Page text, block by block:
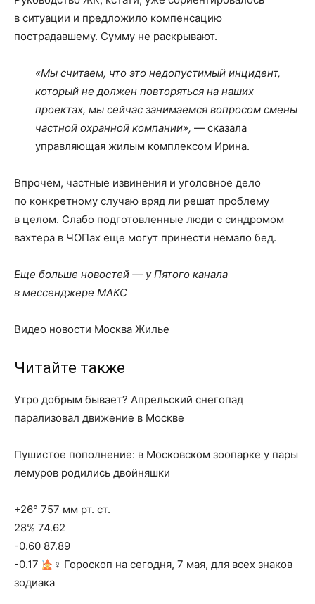
в ситуации и предложило компенсацию
пострадавшему. Сумму не раскрывают.
«Мы считаем, что это недопустимый инцидент,
который не должен повторяться на наших
проектах, мы сейчас занимаемся вопросом смены
частной охранной компании», — сказала
управляющая жилым комплексом Ирина.
Впрочем, частные извинения и уголовное дело
по конкретному случаю вряд ли решат проблему
в целом. Слабо подготовленные люди с синдромом
вахтера в ЧОПах еще могут принести немало бед.
Еще больше новостей — у Пятого канала
в мессенджере МАКС
Видео новости Москва Жилье
Читайте также
Утро добрым бывает? Апрельский снегопад
парализовал движение в Москве
Пушистое пополнение: в Московском зоопарке у пары
лемуров родились двойняшки
+26° 757 мм рт. ст.
28% 74.62
-0.60 87.89
-0.17
‍♀ Гороскоп на сегодня, 7 мая, для всех знаков
зодиака